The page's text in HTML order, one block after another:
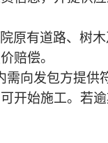
原有道路、树
赔偿。
需向发包方提供
开始施工。若